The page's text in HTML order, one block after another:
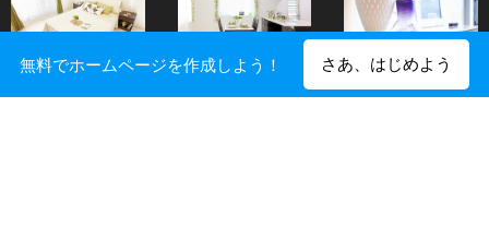
無料でホームページを作成しよう！ さあ、はじめよう